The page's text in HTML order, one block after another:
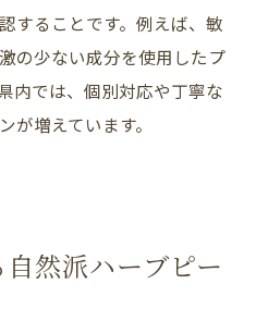
らすメリットを詳しく
ありハーブピーリングの
することです。例えば、敏
の少ない成分を使用したプ
内では、個別対応や丁寧な
が増えています。
然派ハーブピー